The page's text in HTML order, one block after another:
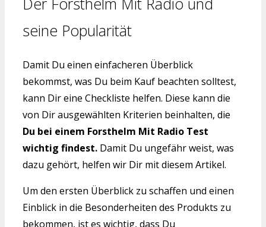
seine Popularität
Damit Du einen einfacheren Überblick
bekommst, was Du beim Kauf beachten solltest,
kann Dir eine Checkliste helfen. Diese kann die
von Dir ausgewählten Kriterien beinhalten, die
Du bei einem Forsthelm Mit Radio Test
wichtig findest. Damit Du ungefähr weist, was
dazu gehört, helfen wir Dir mit diesem Artikel.
Um den ersten Überblick zu schaffen und einen
Einblick in die Besonderheiten des Produkts zu
bekommen, ist es wichtig, dass Du